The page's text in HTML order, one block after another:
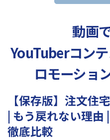
動画
YouTuberコン
ロモーショ
【保存版】注文住
| もう戻れない理由
徹底比較